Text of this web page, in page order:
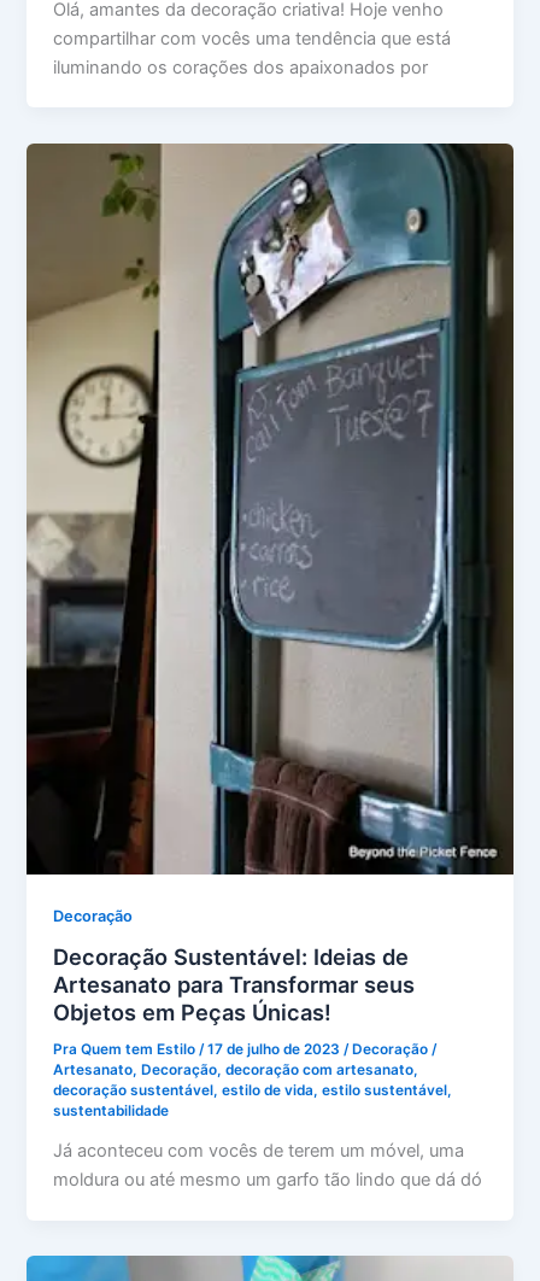
Olá, amantes da decoração criativa! Hoje venho
compartilhar com vocês uma tendência que está
iluminando os corações dos apaixonados por
Decoração
Decoração Sustentável: Ideias de
Artesanato para Transformar seus
Objetos em Peças Únicas!
Pra Quem tem Estilo/17 de julho de 2023/ Decoração /
Artesanato, Decoração,decoração com artesanato,
decoração sustentável,estilo de vida,estilo sustentável,
sustentabilidade
Já aconteceu com vocês de terem um móvel, uma
moldura ou até mesmo um garfo tão lindo que dá dó